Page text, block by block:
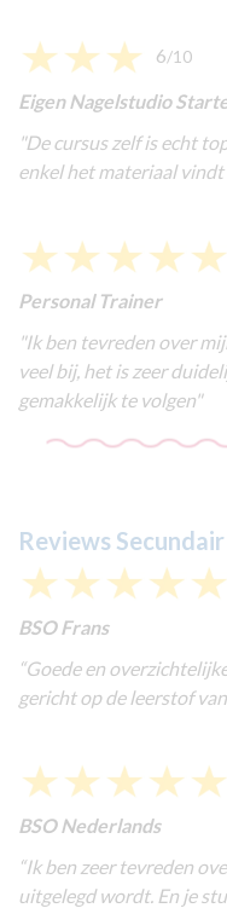
6/10
Eigen Nagelstudio
"De cursus zelf is echt
enkel het materiaal
Personal Trainer
"Ik ben tevreden over
veel bij, het is zeer
gemakkelijk te volgen"
Reviews
BSO Frans
“Goede en
gericht op de leerstof
BSO Nederlands
“Ik ben zeer tevreden
uitgelegd wordt. En je